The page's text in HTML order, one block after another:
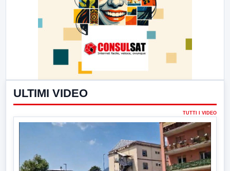
ULTIMI VIDEO
TUTTI I VIDEO